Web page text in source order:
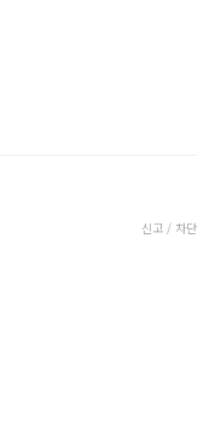
신고 / 차단